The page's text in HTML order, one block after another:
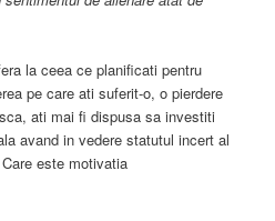
la ceea ce planificati pentru
pe care ati suferit-o, o pierdere
ati mai fi dispusa sa investiti
avand in vedere statutul incert al
este motivatia